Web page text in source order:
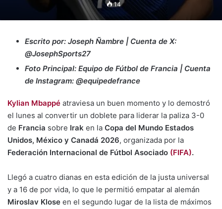
14
Escrito por: Joseph Ñambre | Cuenta de X:
@JosephSports27
Foto Principal: Equipo de Fútbol de Francia | Cuenta
de Instagram: @equipedefrance
Kylian Mbappé atraviesa un buen momento y lo demostró
el lunes al convertir un doblete para liderar la paliza 3-0
de Francia sobre Irak en la Copa del Mundo Estados
Unidos, México y Canadá 2026, organizada por la
Federación Internacional de Fútbol Asociado (FIFA).
Llegó a cuatro dianas en esta edición de la justa universal
y a 16 de por vida, lo que le permitió empatar al alemán
Miroslav Klose en el segundo lugar de la lista de máximos